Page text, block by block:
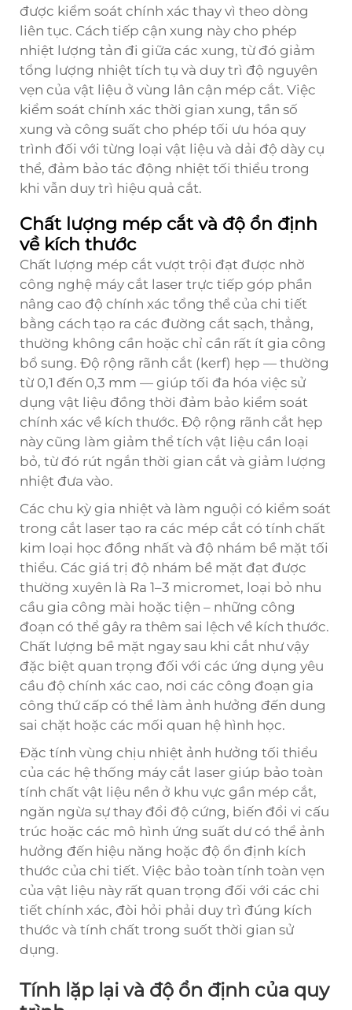
được kiểm soát chính xác thay vì theo dòng
liên tục. Cách tiếp cận xung này cho phép
nhiệt lượng tản đi giữa các xung, từ đó giảm
tổng lượng nhiệt tích tụ và duy trì độ nguyên
vẹn của vật liệu ở vùng lân cận mép cắt. Việc
kiểm soát chính xác thời gian xung, tần số
xung và công suất cho phép tối ưu hóa quy
trình đối với từng loại vật liệu và dải độ dày cụ
thể, đảm bảo tác động nhiệt tối thiểu trong
khi vẫn duy trì hiệu quả cắt.
Chất lượng mép cắt và độ ổn định
về kích thước
Chất lượng mép cắt vượt trội đạt được nhờ
công nghệ máy cắt laser trực tiếp góp phần
nâng cao độ chính xác tổng thể của chi tiết
bằng cách tạo ra các đường cắt sạch, thẳng,
thường không cần hoặc chỉ cần rất ít gia công
bổ sung. Độ rộng rãnh cắt (kerf) hẹp — thường
từ 0,1 đến 0,3 mm — giúp tối đa hóa việc sử
dụng vật liệu đồng thời đảm bảo kiểm soát
chính xác về kích thước. Độ rộng rãnh cắt hẹp
này cũng làm giảm thể tích vật liệu cần loại
bỏ, từ đó rút ngắn thời gian cắt và giảm lượng
nhiệt đưa vào.
Các chu kỳ gia nhiệt và làm nguội có kiểm soát
trong cắt laser tạo ra các mép cắt có tính chất
kim loại học đồng nhất và độ nhám bề mặt tối
thiểu. Các giá trị độ nhám bề mặt đạt được
thường xuyên là Ra 1–3 micromet, loại bỏ nhu
cầu gia công mài hoặc tiện – những công
đoạn có thể gây ra thêm sai lệch về kích thước.
Chất lượng bề mặt ngay sau khi cắt như vậy
đặc biệt quan trọng đối với các ứng dụng yêu
cầu độ chính xác cao, nơi các công đoạn gia
công thứ cấp có thể làm ảnh hưởng đến dung
sai chặt hoặc các mối quan hệ hình học.
Đặc tính vùng chịu nhiệt ảnh hưởng tối thiểu
của các hệ thống máy cắt laser giúp bảo toàn
tính chất vật liệu nền ở khu vực gần mép cắt,
ngăn ngừa sự thay đổi độ cứng, biến đổi vi cấu
trúc hoặc các mô hình ứng suất dư có thể ảnh
hưởng đến hiệu năng hoặc độ ổn định kích
thước của chi tiết. Việc bảo toàn tính toàn vẹn
của vật liệu này rất quan trọng đối với các chi
tiết chính xác, đòi hỏi phải duy trì đúng kích
thước và tính chất trong suốt thời gian sử
dụng.
Tính lặp lại và độ ổn định của quy